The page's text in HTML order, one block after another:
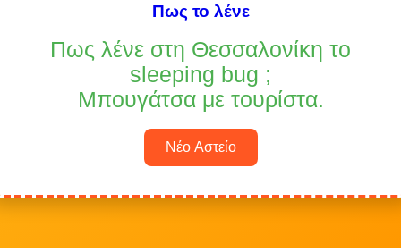
Πως το λένε
Πως λένε στη Θεσσαλονίκη το
sleeping bug ;
Μπουγάτσα με τουρίστα.
Νέο Αστείο